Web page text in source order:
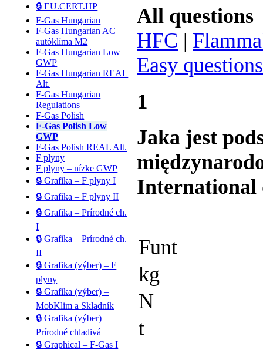
🔒 EU.CERT.HP
F-Gas Hungarian
F-Gas Hungarian AC
autóklíma M2
F-Gas Hungarian Low
GWP
F-Gas Hungarian REAL
Alt.
F-Gas Hungarian
Regulations
F-Gas Polish
F-Gas Polish Low
GWP
F-Gas Polish REAL Alt.
F plyny
F plyny – nízke GWP
🔒 Grafika – F plyny I
🔒 Grafika – F plyny II
🔒 Grafika – Prírodné ch.
I
🔒 Grafika – Prírodné ch.
II
🔒 Grafika (výber) – F
plyny
🔒 Grafika (výber) –
MobKlim a Skladník
🔒 Grafika (výber) –
Prírodné chladivá
🔒 Graphical – F-Gas I
All questions
HFC |
Easy questions
1
Jaka jest
International
Funt
kg
N
t